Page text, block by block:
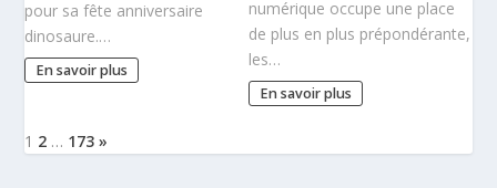
pour sa fête anniversaire
dinosaure.…
En savoir plus
numérique occupe une place
de plus en plus prépondérante,
les…
En savoir plus
1 2 … 173 »